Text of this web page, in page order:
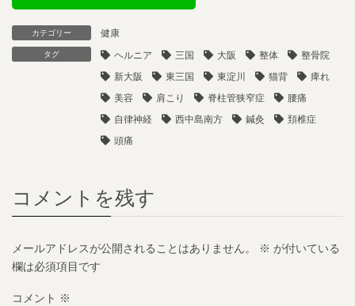
カテゴリー 健康
タグ ヘルニア 三国 大阪 整体
整骨院
新大阪
東三国 東淀川 猫背
痺れ
美容
肩こり 脊柱管狭窄症
腰痛
自律神経
西中島南方 鍼灸
頚椎症
頭痛
コメントを残す
メールアドレスが公開されることはありません。 ※ が付いている
欄は必須項目です
コメント ※